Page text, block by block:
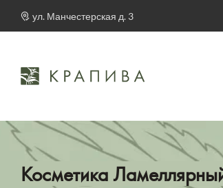
ул. Манчестерская д. 3
Косметика